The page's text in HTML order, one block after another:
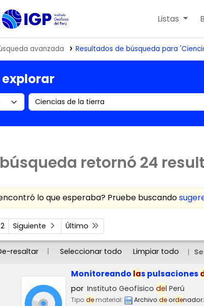
Biblioteca IGP
Listas
avanzada Resultados de búsqueda para
explorar
by: Buscar en el catálogo por palabra
retornó 24
lo que esperaba? Pruebe buscando
2 Siguiente Último
resaltar Seleccionar todo Limpiar todo
Monitoreando las pulsaciones
por Instituto Geofísicodel Perú
Tipo de material: Archivo deordenador